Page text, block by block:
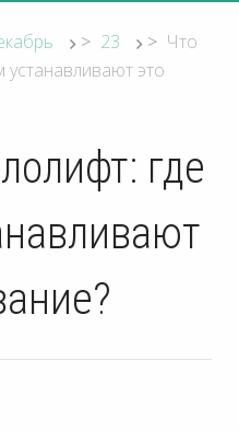
> 23 > Что
устанавливают это
где